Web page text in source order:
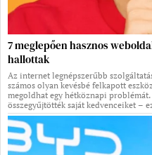
7 meglepően hasznos
hallottak
Az internet legnépszerűbb
számos olyan kevésbé felkapott
megoldhat egy hétköznapi
összegyűjtötték saját kedvenceiket –